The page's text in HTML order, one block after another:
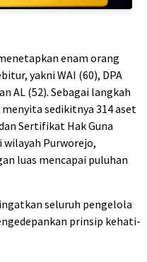
enam orang
yakni WAI (60), DPA
AL (52). Sebagai langkah
menyita sedikitnya 314 aset
Sertifikat Hak Guna
wilayah Purworejo,
luas mencapai puluhan
seluruh pengelola
prinsip kehati-